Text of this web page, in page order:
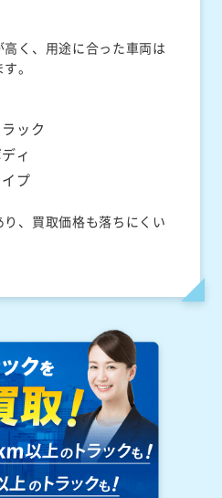
く、用途に合った車両は
。
ック
ィ
プ
、買取価格も落ちにくい